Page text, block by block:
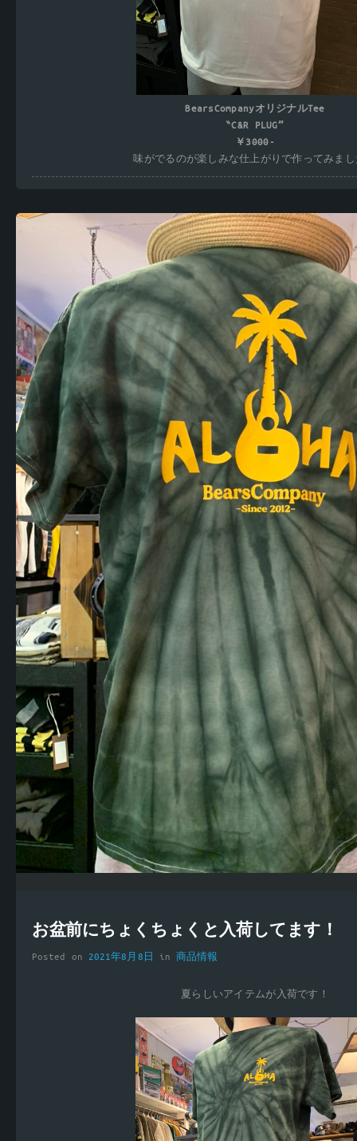
BearsCompanyオリジナルTee
‶C&R PLUG”
￥3000-
味がでるのが楽しみな仕上がりで作ってみま
お盆前にちょくちょくと入荷してます！
Posted on 2021年8月8日 in商品情報
夏らしいアイテムが入荷です！